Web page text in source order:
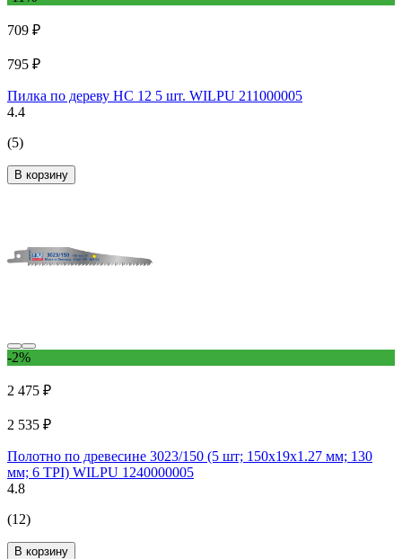
709 ₽
795 ₽
Пилка по дереву HC 12 5 шт. WILPU 211000005
4.4
(5)
В корзину
-2%
2 475 ₽
2 535 ₽
Полотно по древесине 3023/150 (5 шт; 150х19х1.27 мм; 130
мм; 6 TPI) WILPU 1240000005
4.8
(12)
В корзину